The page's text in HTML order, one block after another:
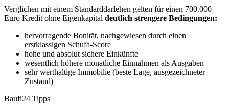
Verglichen mit einem Standarddarlehen gelten für einen 700.000
Euro Kredit ohne Eigenkapital deutlich strengere Bedingungen:
hervorragende Bonität, nachgewiesen durch einen
erstklassigen Schufa-Score
hohe und absolut sichere Einkünfte
wesentlich höhere monatliche Einnahmen als Ausgaben
sehr werthaltige Immobilie (beste Lage, ausgezeichneter
Zustand)
Baufi24 Tipps